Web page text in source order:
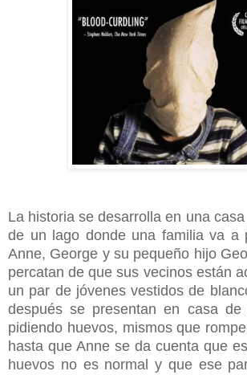
La historia se desarrolla en una
de un lago donde una familia va a
Anne, George y su pequeño hijo
percatan de que sus vecinos están
un par de jóvenes vestidos de
después se presentan en casa
pidiendo huevos, mismos que
hasta que Anne se da cuenta que
huevos no es normal y que ese